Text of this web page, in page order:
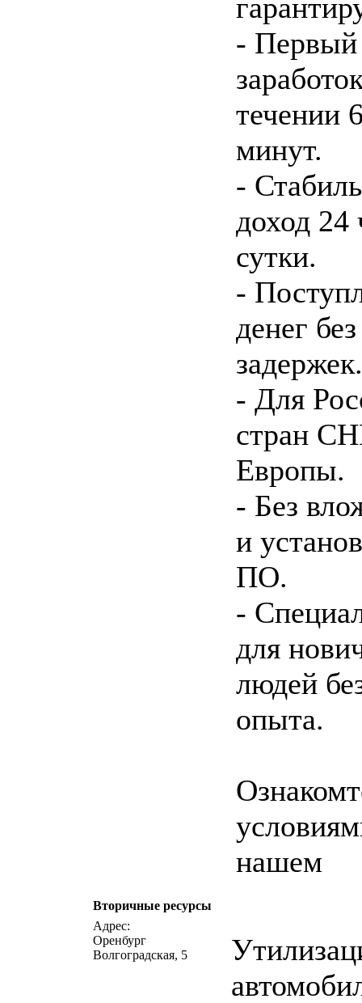
- Первый
течении
минут.
-
доход 24
сутки.
-
денег без
задержек.
- Для
стран
Европы.
- Без
и
ПО.
-
для
людей
опыта.
нашем
Вторичные ресурсы
Адрес:
Оренбург
Волгоградская, 5